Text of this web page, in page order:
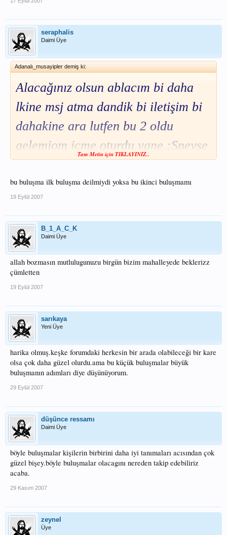
seraphalis
Daimi Üye
Adanalı_musayipler demiş ki:
Alacağınız olsun ablacım bi daha
lkine msj atma dandik bi iletişim bi
dahakine ara lutfen bu 2 oldu
gelemiom içme oturdu yane :Sneyse
gusl bi ortam olusmus !!!
Tam Metin için TIKLAYINIZ..
bu buluşma ilk buluşma deilmiydi yoksa bu ikinci buluşmamı
19 Eylül 2007
B_1_A_C_K
Daimi Üye
allah bozmasın mutlulugunuzu birgün bizim mahalleyede beklerizz
çümletten
19 Eylül 2007
sarıkaya
Yeni Üye
harika olmuş.keşke forumdaki herkesin bir arada olabileceği bir kare
olsa çok daha güzel olurdu.ama bu küçük buluşmalar büyük
buluşmanın adımları diye düşünüyorum.
29 Eylül 2007
düşünce ressamı
Daimi Üye
böyle buluşmalar kişilerin birbirini daha iyi tanımaları acısından çok
güzel bişey.böyle buluşmalar olacagını nereden takip edebiliriz
acaba.
29 Kasım 2007
zeynel
Üye